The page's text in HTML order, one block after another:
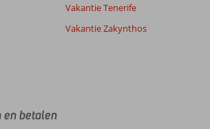
Vakantie Tenerife
Vakantie Zakynthos
en betalen